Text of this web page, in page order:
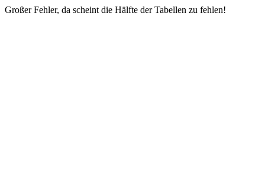
Großer Fehler, da scheint die Hälfte der Tabellen zu fehlen!